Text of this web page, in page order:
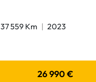
37 559 Km
2023
26 990 €